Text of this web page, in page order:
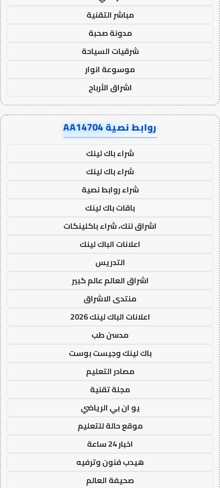
مباشر التقنية
مدونة صحبة
شرقيات السياحة
موسوعة انوار
اشراق الأرباح
روابط نصية AA14704
شراء باك لينك
شراء باك لينك
شراء روابط نصية
باقات باك لينك
اشراق لنك، شراء باكلينكات
اعلانات الباك لينك
التدريس
اشراق العالم عالم كبير
منتدى الاشراق
اعلانات الباك لينك 2026
مدسن طب
باك لينك وجيست بوست
مصادر التعليم
مجلة تقنية
يو ان بي الرياضي
موقع حالة للتعليم
اخبار 24 ساعة
هيدب فنون وترفيه
صحيفة العالم